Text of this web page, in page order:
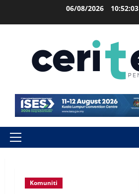
06/08/2026
Komuniti